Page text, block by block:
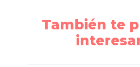
También te